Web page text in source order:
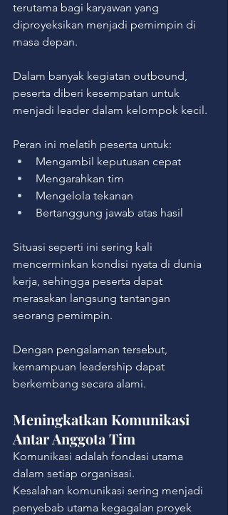
terutama bagi karyawan yang
diproyeksikan menjadi pemimpin di
masa depan.
Dalam banyak kegiatan outbound,
peserta diberi kesempatan untuk
menjadi leader dalam kelompok kecil.
Peran ini melatih peserta untuk:
Mengambil keputusan cepat
Mengarahkan tim
Mengelola tekanan
Bertanggung jawab atas hasil
Situasi seperti ini sering kali
mencerminkan kondisi nyata di dunia
kerja, sehingga peserta dapat
merasakan langsung tantangan
seorang pemimpin.
Dengan pengalaman tersebut,
kemampuan leadership dapat
berkembang secara alami.
Meningkatkan Komunikasi
Antar Anggota Tim
Komunikasi adalah fondasi utama
dalam setiap organisasi.
Kesalahan komunikasi sering menjadi
penyebab utama kegagalan proyek